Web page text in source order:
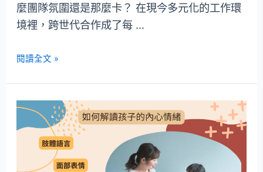
麼團隊氛圍還是那麼卡？ 在現今多元化的工作環
境裡，跨世代合作成了每 …
閱讀全文 »